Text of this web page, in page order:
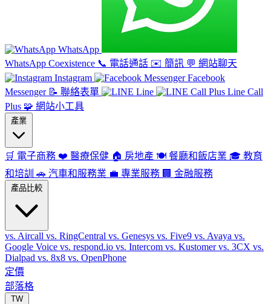
WhatsApp
WhatsApp Coexistence 📞 電話通話 ✉️ 簡訊 💬 網站聊天
Instagram
Facebook
Messenger 📝 聯絡表單 Line
Line Call
Plus 🧩 網站小工具
產業
🛒 電子商務 ❤️ 醫療保健 🏠 房地產 🍽️ 餐廳和飯店業 🎓 教育
和培訓
🚗 汽車和服務業 💼 專業服務 🏢 金融服務
產品比較
vs. Aircall vs. RingCentral vs. Genesys vs. Five9 vs. Avaya vs.
Google Voice vs. respond.io vs. Intercom vs. Kustomervs. 3CX vs.
Dialpad vs. 8x8 vs. OpenPhone
定價
部落格
TW